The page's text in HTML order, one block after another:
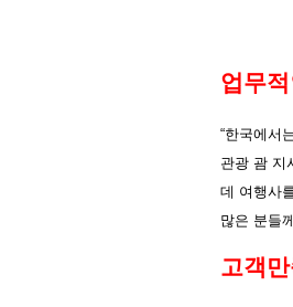
업무
“한국에서
관광 괌 지
데 여행사
많은 분들께
고객